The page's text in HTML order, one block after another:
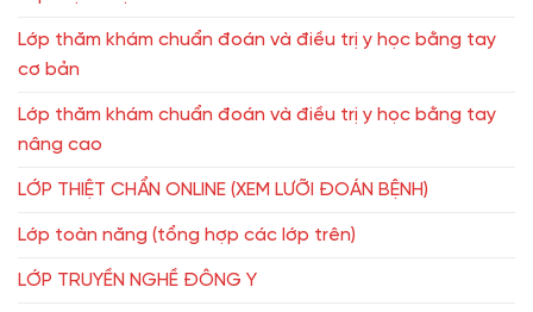
Lớp thăm khám chuẩn đoán và điều trị y học bằng tay
cơ bản
Lớp thăm khám chuẩn đoán và điều trị y học bằng tay
nâng cao
LỚP THIỆT CHẨN ONLINE (XEM LƯỠI ĐOÁN BỆNH)
Lớp toàn năng (tổng hợp các lớp trên)
LỚP TRUYỀN NGHỀ ĐÔNG Y